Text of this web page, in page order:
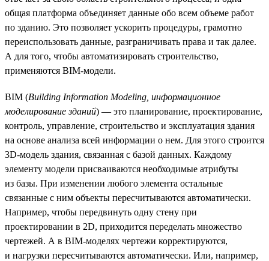
общая платформа объединяет данные обо всем объеме работ
по зданию. Это позволяет ускорить процедуры, грамотно
переиспользовать данные, разграничивать права и так далее.
А для того, чтобы автоматизировать строительство,
применяются BIM-модели.
BIM (Building Information Modeling, информационное
моделирование зданий) — это планирование, проектирование,
контроль, управление, строительство и эксплуатация здания
на основе анализа всей информации о нем. Для этого строится
3D-модель здания, связанная с базой данных. Каждому
элементу модели присваиваются необходимые атрибуты
из базы. При изменении любого элемента остальные
связанные с ним объекты пересчитываются автоматически.
Например, чтобы передвинуть одну стену при
проектировании в 2D, приходится переделать множество
чертежей. А в BIM-моделях чертежи корректируются,
и нагрузки пересчитываются автоматически. Или, например,